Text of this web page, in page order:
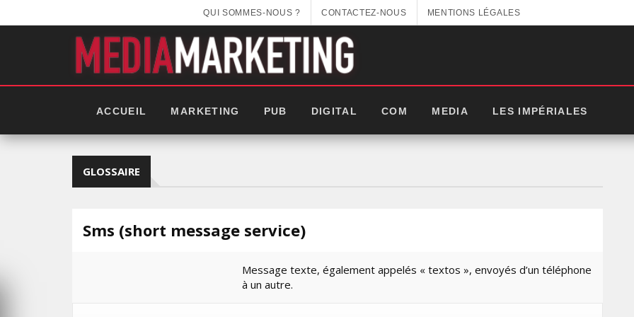
QUI SOMMES-NOUS ? CONTACTEZ-NOUS MENTIONS LÉGALES
ACCUEIL MARKETING PUB DIGITAL COM MEDIA LES IMPÉRIALES
GLOSSAIRE
Sms (short message service)
Message texte, également appelés « textos », envoyés d’un téléphone
à un autre.